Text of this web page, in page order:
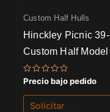
Custom Half Hulls
Hinckley Picnic 39-
Custom Half Model
Valorado
0
de
Precio bajo pedido
Solicitar